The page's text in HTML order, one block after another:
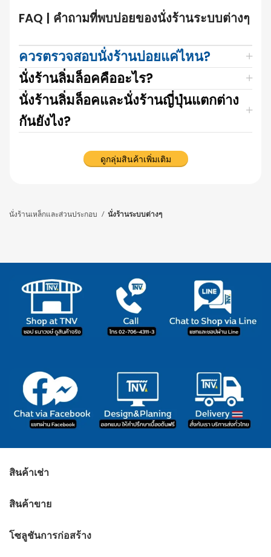
FAQ | คำถามที่พบบ่อยของนั่งร้านระบบต่างๆ
ควรตรวจสอบนั่งร้านบ่อยแค่ไหน?
นั่งร้านลิ่มล็อคคืออะไร?
นั่งร้านลิ่มล็อคและนั่งร้านญี่ปุ่นแตกต่าง
กันยังไง?
ดูกลุ่มสินค้าเพิ่มเติม
นั่งร้านเหล็กและส่วนประกอบ นั่งร้านระบบต่างๆ
สินค้าเช่า
สินค้าขาย
โซลูชันการก่อสร้าง